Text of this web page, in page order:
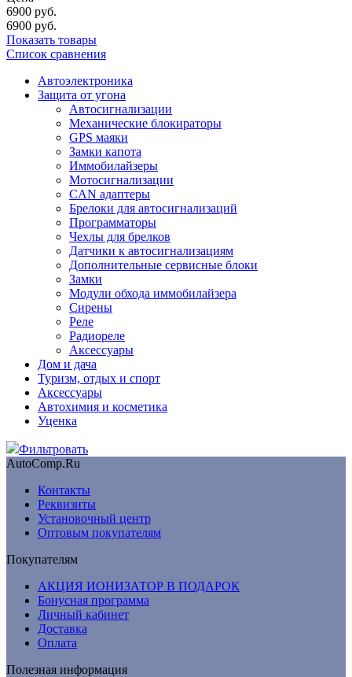
6900 руб.
6900 руб.
Показать товары
Список сравнения
Автоэлектроника
Защита от угона
Автосигнализации
Механические блoкираторы
GPS маяки
Замки капота
Иммобилайзеры
Мотосигнализации
CAN адаптеры
Брелоки для автосигнализаций
Программаторы
Чехлы для брелков
Датчики к автосигнализациям
Дополнительные сервисные блоки
Замки
Модули обхода иммобилайзера
Сирены
Реле
Радиореле
Аксессуары
Дом и дача
Туризм, отдых и спорт
Аксессуары
Автохимия и косметика
Уценка
Фильтровать
AutoComp.Ru
Контакты
Реквизиты
Установочный центр
Оптовым покупателям
Покупателям
АКЦИЯ ИОНИЗАТОР В ПОДАРОК
Бонусная программа
Личный кабинет
Доставка
Оплата
Полезная информация